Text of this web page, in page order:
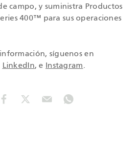
campo, y suministra Productos
400™ para sus operaciones
síguenos en
LinkedIn, e Instagram.